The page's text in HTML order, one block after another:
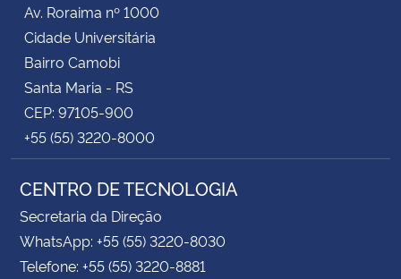
Av. Roraima nº 1000
Cidade Universitária
Bairro Camobi
Santa Maria - RS
CEP: 97105-900
+55 (55) 3220-8000
CENTRO DE TECNOLOGIA
Secretaria da Direção
WhatsApp: +55 (55) 3220-8030
Telefone: +55 (55) 3220-8881